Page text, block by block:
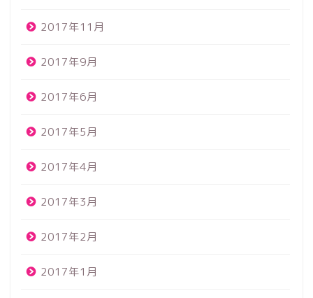
2017年11月
2017年9月
2017年6月
2017年5月
2017年4月
2017年3月
2017年2月
2017年1月